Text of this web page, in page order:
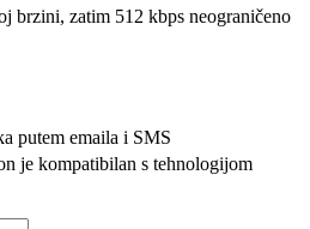
brzini, zatim 512 kbps neograničeno
putem emaila i SMS
je kompatibilan s tehnologijom